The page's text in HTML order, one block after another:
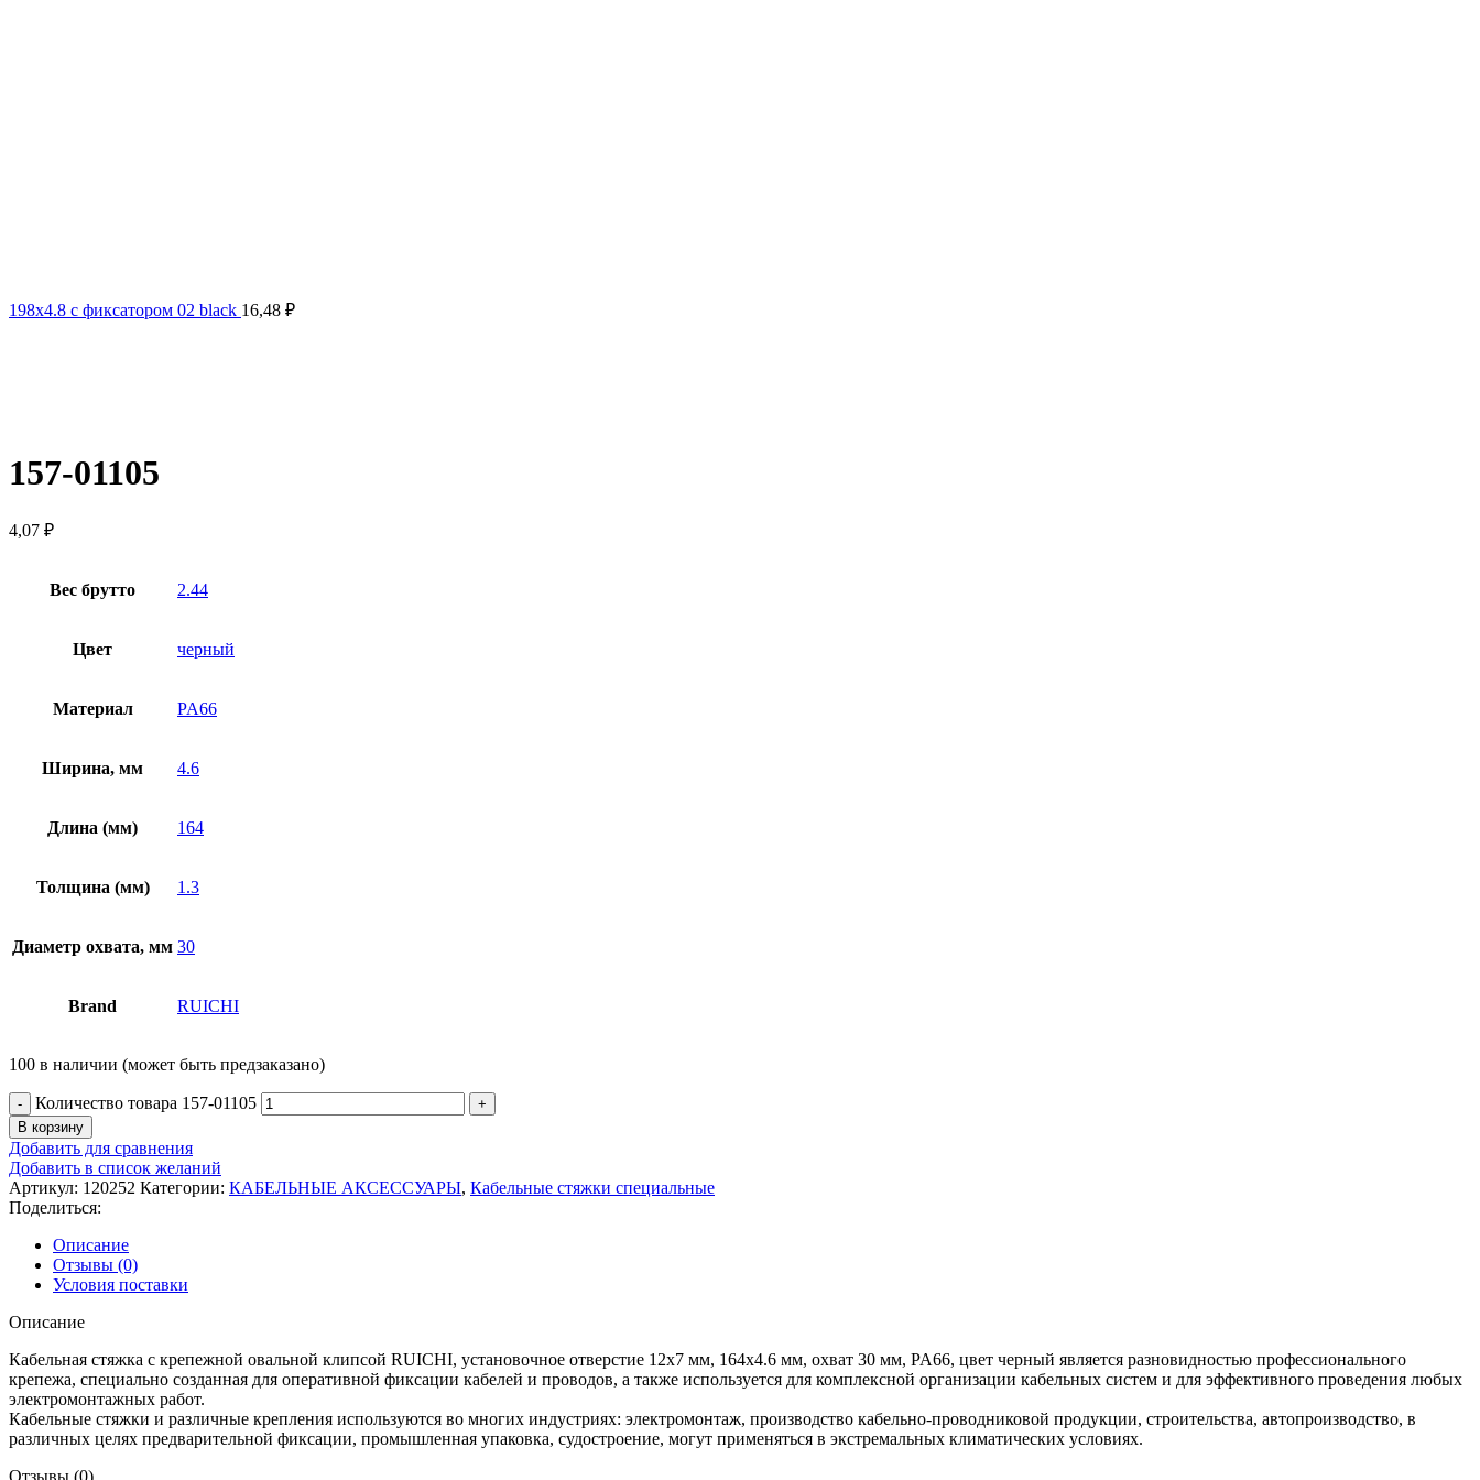
198х4.8 с фиксатором 02 black 16,48 ₽
157-01105
4,07 ₽
Вес брутто 2.44
Цвет черный
Материал PA66
Ширина, мм 4.6
Длина (мм) 164
Толщина (мм) 1.3
Диаметр охвата, мм 30
Brand RUICHI
100 в наличии (может быть предзаказано)
Количество товара 157-01105
В корзину
Добавить для сравнения
Добавить в список желаний
Артикул: 120252 Категории: КАБЕЛЬНЫЕ АКСЕССУАРЫ, Кабельные стяжки специальные
Поделиться:
Описание
Отзывы (0)
Условия поставки
Описание
Кабельная стяжка с крепежной овальной клипсой RUICHI, установочное отверстие 12х7 мм, 164х4.6 мм, охват 30 мм, PA66, цвет черный является разновидностью профессионального
крепежа, специально созданная для оперативной фиксации кабелей и проводов, а также используется для комплексной организации кабельных систем и для эффективного проведения любых
электромонтажных работ.
Кабельные стяжки и различные крепления используются во многих индустриях: электромонтаж, производство кабельно-проводниковой продукции, строительства, автопроизводство, в
различных целях предварительной фиксации, промышленная упаковка, судостроение, могут применяться в экстремальных климатических условиях.
Отзывы (0)